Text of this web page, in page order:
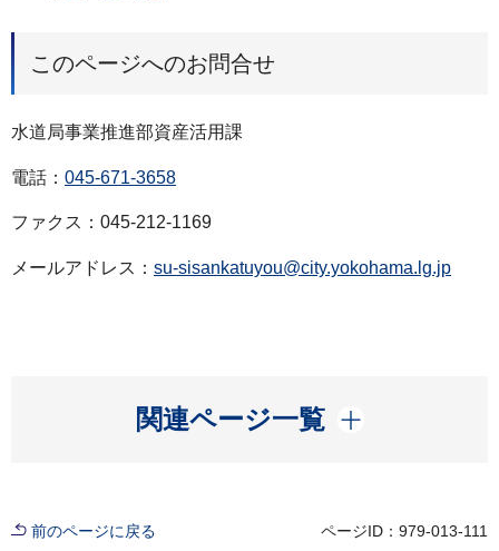
このページへのお問合せ
水道局事業推進部資産活用課
電話： 045-671-3658
ファクス：045-212-1169
メールアドレス： su-sisankatuyou@city.yokohama.lg.jp
関連ページ一覧
開く
前のページに戻る ページID：979-013-111